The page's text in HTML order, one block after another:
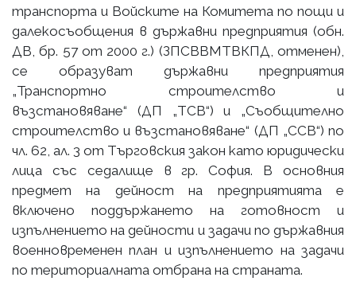
транспорта и Войските на Комитета по пощи и
далекосъобщения в държавни предприятия (обн.
ДВ, бр. 57 от 2000 г.) (ЗПСВВМТВКПД, отменен),
се образуват държавни предприятия
„Транспортно строителство и
възстановяване“ (ДП „ТСВ“) и „Съобщително
строителство и възстановяване“ (ДП „ССВ“) по
чл. 62, ал. 3 от Търговския закон като юридически
лица със седалище в гр. София. В основния
предмет на дейност на предприятията е
включено поддържането на готовност и
изпълнението на дейности и задачи по държавния
военновременен план и изпълнението на задачи
по териториалната отбрана на страната.